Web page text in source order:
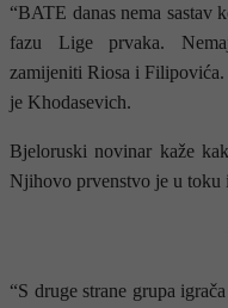
“BATE danas nema sastav
fazu Lige prvaka.
zamijeniti Riosa i Filipovića.
je Khodasevich.
Bjeloruski novinar kaže
Njihovo prvenstvo je u toku
“S druge strane grupa